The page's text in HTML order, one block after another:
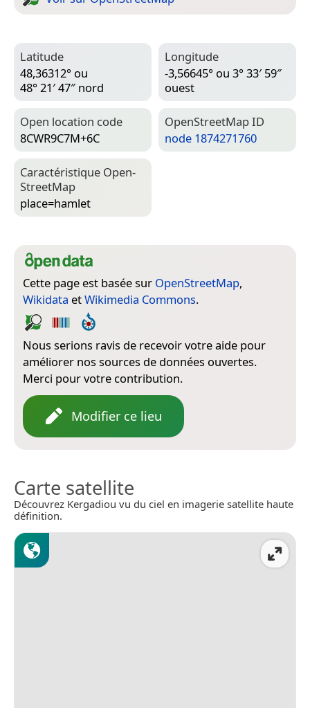
Latitude
48,36312° ou
48° 21′ 47″ nord
Longitude
-3,56645° ou 3° 33′ 59″
ouest
Open location code
8CWR9C7M+6C
Open­Street­Map ID
node 1874271760
Caractéristique Open­
Street­Map
place=­hamlet
Cette page est basée sur OpenStreetMap,
Wikidata etWikimedia Commons.
Nous serions ravis de recevoir votre aide pour
améliorer nos sources de données ouvertes.
Merci pour votre contribution.
Modifier ce lieu
Carte satellite
Découvrez Kergadiou vu du ciel en imagerie satellite haute
définition.